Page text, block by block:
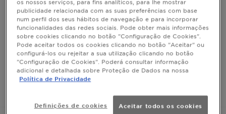
Fructis Amaciador Óleo Repair 3
Para cabelos secos.
TAMANHO 200ML
os nossos serviços, para fins analíticos, para lhe mostrar
publicidade relacionada com as suas preferências com base
num perfil dos seus hábitos de navegação e para incorporar
funcionalidades das redes sociais. Pode obter mais informações
sobre cookies clicando no botão "Configuração de Cookies".
Pode aceitar todos os cookies clicando no botão "Aceitar" ou
configurá-los ou rejeitar a sua utilização clicando no botão
"Configuração de Cookies". Poderá consultar informação
adicional e detalhada sobre Proteção de Dados na nossa
Política de Privacidade
Definições de cookies Aceitar todos os cookies